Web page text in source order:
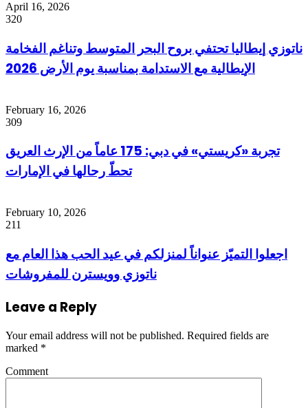
April 16, 2026
320
ناتوزي إيطاليا تحتفي بروح البحر المتوسط وتناغم الفخامة
الإيطالية مع الاستدامة بمناسبة يوم الأرض 2026
February 16, 2026
309
تجربة «كريستي» في دبي: 175 عاماً من الإرث العريق
تحطّ رحالها في الإمارات
February 10, 2026
211
اجعلوا التميّز عنواناً لمنزلكم في عيد الحب هذا العام مع
ناتوزي وويسترن للمفروشات
Leave a Reply
Your email address will not be published. Required fields are
marked *
Comment